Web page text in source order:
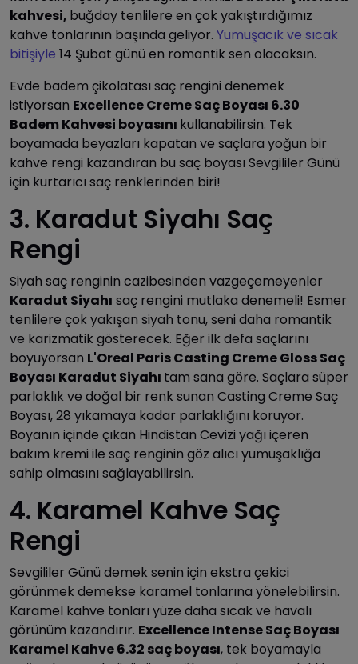
kahvesi, buğday tenlilere en çok yakıştırdığımız
kahve tonlarının başında geliyor. Yumuşacık ve sıcak
bitişiyle 14 Şubat günü en romantik sen olacaksın.
Evde badem çikolatası saç rengini denemek
istiyorsan Excellence Creme Saç Boyası 6.30
Badem Kahvesi boyasını kullanabilirsin. Tek
boyamada beyazları kapatan ve saçlara yoğun bir
kahve rengi kazandıran bu saç boyası Sevgililer Günü
için kurtarıcı saç renklerinden biri!
3. Karadut Siyahı Saç
Rengi
Siyah saç renginin cazibesinden vazgeçemeyenler
Karadut Siyahı saç rengini mutlaka denemeli! Esmer
tenlilere çok yakışan siyah tonu, seni daha romantik
ve karizmatik gösterecek. Eğer ilk defa saçlarını
boyuyorsan L'Oreal Paris Casting Creme Gloss Saç
Boyası Karadut Siyahı tam sana göre. Saçlara süper
parlaklık ve doğal bir renk sunan Casting Creme Saç
Boyası, 28 yıkamaya kadar parlaklığını koruyor.
Boyanın içinde çıkan Hindistan Cevizi yağı içeren
bakım kremi ile saç renginin göz alıcı yumuşaklığa
sahip olmasını sağlayabilirsin.
4. Karamel Kahve Saç
Rengi
Sevgililer Günü demek senin için ekstra çekici
görünmek demekse karamel tonlarına yönelebilirsin.
Karamel kahve tonları yüze daha sıcak ve havalı
görünüm kazandırır. Excellence Intense Saç Boyası
Karamel Kahve 6.32 saç boyası, tek boyamayla